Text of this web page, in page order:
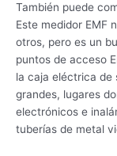
También puede
Este medidor EMF
otros, pero es un
puntos de acceso
la caja eléctrica de
grandes, lugares
electrónicos e
tuberías de metal